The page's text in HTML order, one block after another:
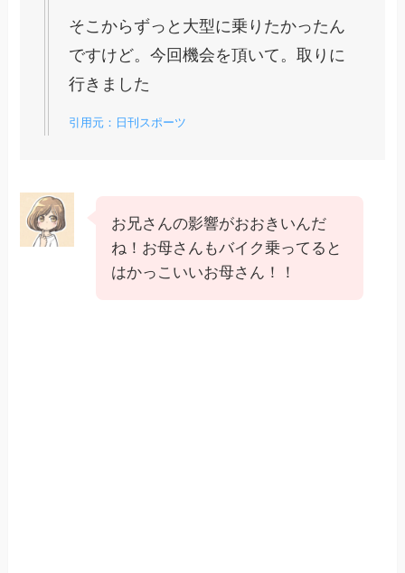
そこからずっと大型に乗りたかったん
ですけど。今回機会を頂いて。取りに
行きました
引用元：日刊スポーツ
お兄さんの影響がおおきいんだ
ね！お母さんもバイク乗ってると
はかっこいいお母さん！！